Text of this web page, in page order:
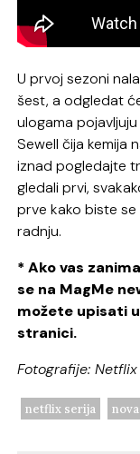
U prvoj sezoni
šest, a odgledat
ulogama
Sewell čija kemija
iznad pogledajte
gledali prvi,
prve kako biste
radnju.
* Ako vas
se na MagMe
možete upisati
stranici.
Fotografije: Netflix
netflix serija